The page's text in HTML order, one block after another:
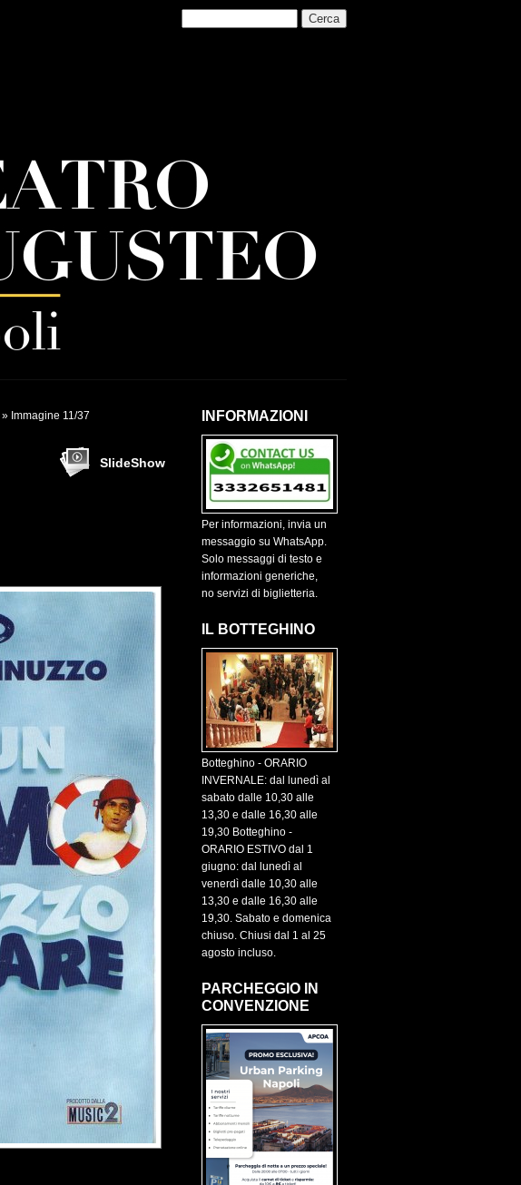
» Immagine 11/37
SlideShow
INFORMAZIONI
Per informazioni, invia un
messaggio su WhatsApp.
Solo messaggi di testo e
informazioni generiche,
no servizi di biglietteria.
IL BOTTEGHINO
Botteghino - ORARIO
INVERNALE: dal lunedì al
sabato dalle 10,30 alle
13,30 e dalle 16,30 alle
19,30 Botteghino -
ORARIO ESTIVO dal 1
giugno: dal lunedì al
venerdì dalle 10,30 alle
13,30 e dalle 16,30 alle
19,30. Sabato e domenica
chiuso. Chiusi dal 1 al 25
agosto incluso.
PARCHEGGIO IN
CONVENZIONE